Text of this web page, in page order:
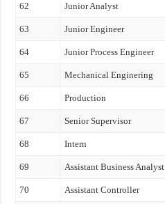
62 Junior Analyst
63 Junior Engineer
64 Junior Process Engineer
65 Mechanical Enginering
66 Production
67 Senior Supervisor
68 Intern
69 Assistant Business Analyst
70 Assistant Controller